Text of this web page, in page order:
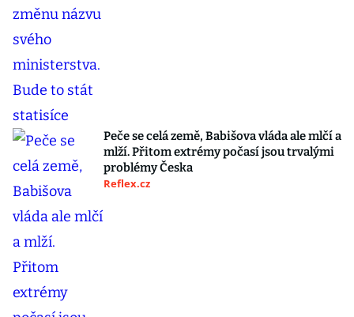
Peče se celá země, Babišova vláda ale mlčí a
mlží. Přitom extrémy počasí jsou trvalými
problémy Česka
Reflex.cz